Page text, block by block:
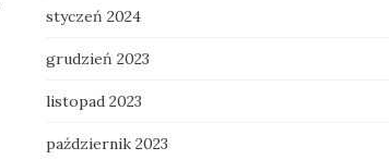
styczeń 2024
grudzień 2023
listopad 2023
październik 2023